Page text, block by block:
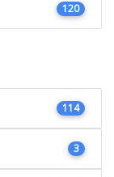
120
114
3